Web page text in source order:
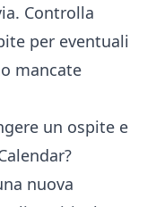
Controlla
per eventuali
mancate
un ospite e
nuova